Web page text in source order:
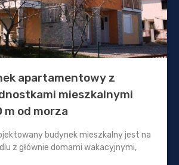
apartamentowy z
mieszkalnymi
m od morza
budynek mieszkalny jest na
z głównie domami wakacyjnymi,